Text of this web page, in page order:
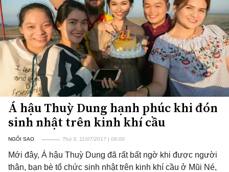
Á hậu Thuỳ Dung hạnh phúc khi đón
sinh nhật trên kinh khí cầu
NGÔI SAO Thứ 3, 11/07/2017 | 08:00
Mới đây, Á hậu Thuỳ Dung đã rất bất ngờ khi được người
thân, bạn bè tổ chức sinh nhật trên kinh khí cầu ở Mũi Né,